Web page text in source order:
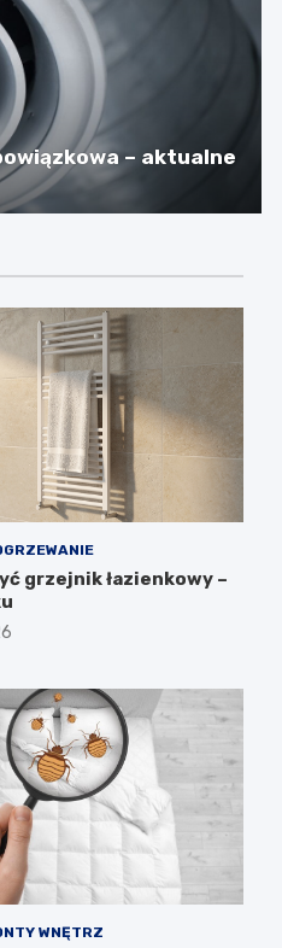
– aktualne
grzejnik łazienkowy –
WNĘTRZ